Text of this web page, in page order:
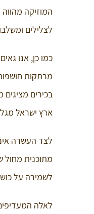
המוזיקה
לצלילים
כמו כן, אנו
מרתקות
בכירים מציגים
ארץ ישראל
לצד העשרה
מתוכנית מחול
לשמירה על
לאלה